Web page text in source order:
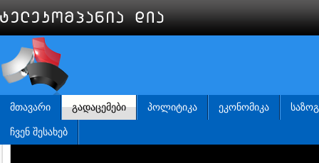
ᲛᲗᲐᲕᲐᲠᲘ ᲒᲐᲓᲐᲪᲔᲛᲔᲑᲘ ᲞᲝᲚᲘᲢᲘᲙᲐ ᲔᲙᲝᲜᲝᲛᲘᲙᲐ
ᲩᲕᲔᲜ ᲨᲔᲡᲐᲮᲔᲑ